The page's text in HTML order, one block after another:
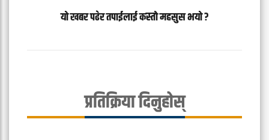
यो खबर पढेर तपाईलाई कस्तो महसुस भयो ?
प्रतिक्रिया दिनुहोस्